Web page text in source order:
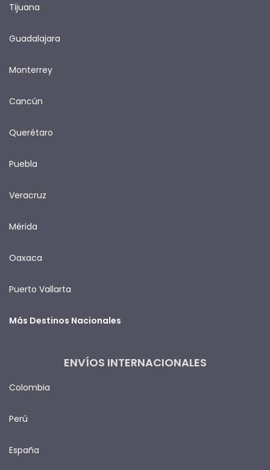
Tijuana
Guadalajara
Monterrey
Cancún
Querétaro
Puebla
Veracruz
Mérida
Oaxaca
Puerto Vallarta
Más Destinos Nacionales
ENVÍOS INTERNACIONALES
Colombia
Perú
España